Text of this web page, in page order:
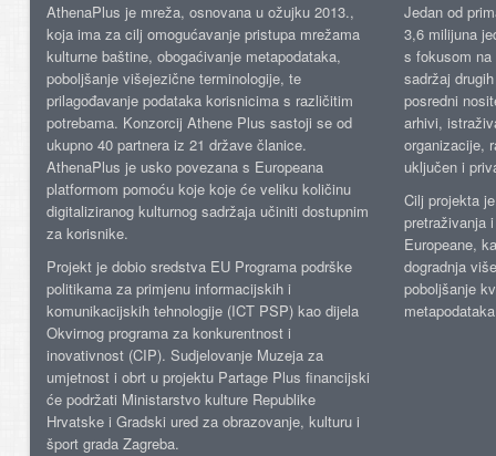
AthenaPlus je mreža, osnovana u ožujku 2013.,
koja ima za cilj omogućavanje pristupa mrežama
kulturne baštine, obogaćivanje metapodataka,
poboljšanje višejezične terminologije, te
prilagođavanje podataka korisnicima s različitim
potrebama. Konzorcij Athene Plus sastoji se od
ukupno 40 partnera iz 21 države članice.
AthenaPlus je usko povezana s Europeana
platformom pomoću koje koje će veliku količinu
digitaliziranog kulturnog sadržaja učiniti dostupnim
za korisnike.
Projekt je dobio sredstva EU Programa podrške
politikama za primjenu informacijskih i
komunikacijskih tehnologije (ICT PSP) kao dijela
Okvirnog programa za konkurentnost i
inovativnost (CIP). Sudjelovanje Muzeja za
umjetnost i obrt u projektu Partage Plus financijski
će podržati Ministarstvo kulture Republike
Hrvatske i Gradski ured za obrazovanje, kulturu i
šport grada Zagreba.
Jedan od
3,6 milijuna
s fokusom
sadržaj
posredni
arhivi,
organizacije,
uključen i
Cilj projekta
pretraživanja
Europeane,
dogradnja
poboljšanje